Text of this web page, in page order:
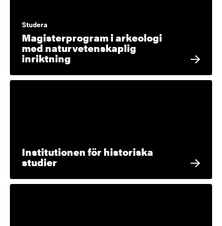
Studera
Magisterprogram i arkeologi
med naturvetenskaplig
inriktning
Institutionen för historiska
studier